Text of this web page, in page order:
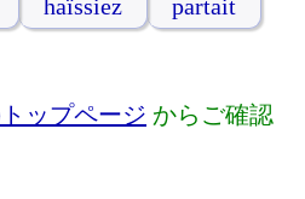
haïssiez
partait
ップページ からご確認